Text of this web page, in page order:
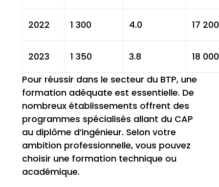
2022 1 300 4.0 17 200
2023 1 350 3.8
18 000
Pour réussir dans le secteur du BTP, une
formation adéquate est essentielle. De
nombreux établissements offrent des
programmes spécialisés allant du CAP
au diplôme d’ingénieur. Selon votre
ambition professionnelle, vous pouvez
choisir une formation technique ou
académique.